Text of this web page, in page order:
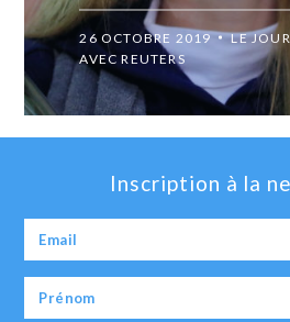
26 OCTOBRE 2019
LE
AVEC REUTERS
Inscription à la